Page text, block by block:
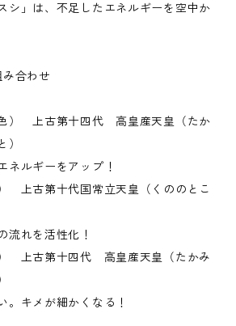
シ」は、不足したエネルギーを空中か
合わせ
） 上古第十四代 高皇産天皇（たか
ネルギーをアップ！
上古第十代国常立天皇（くののとこ
流れを活性化！
上古第十四代 高皇産天皇（たかみ
。キメが細かくなる！